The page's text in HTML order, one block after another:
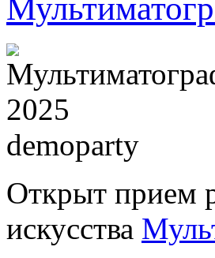
Открыт прием
искусства